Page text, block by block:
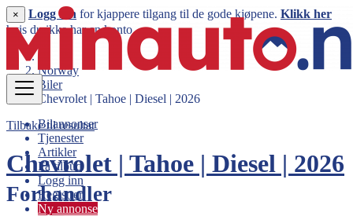
Bilannonser
Tjenester
Artikler
Få tilbud
Logg inn
Registrer
Ny annonse
× Logg inn for kjappere tilgang til de gode kjøpene. Klikk her
hvis du ikke har en konto.
Norway
Biler
Chevrolet | Tahoe | Diesel | 2026
Tilbake til resultat
Chevrolet | Tahoe | Diesel | 2026
Forhandler